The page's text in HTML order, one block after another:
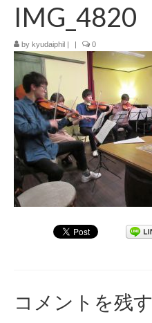
演奏会情報
卒業記念演奏会2027
九大フィルとは
九大フィルの歴史
ご寄付のお願い
演奏会の歴史
出張演奏
九大フィル特集ページ
IMG_4820
by kyudaiphil 0
コメントを残す